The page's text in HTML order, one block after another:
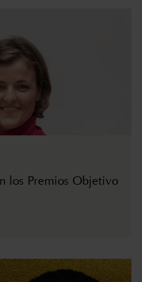
los Premios Objetivo